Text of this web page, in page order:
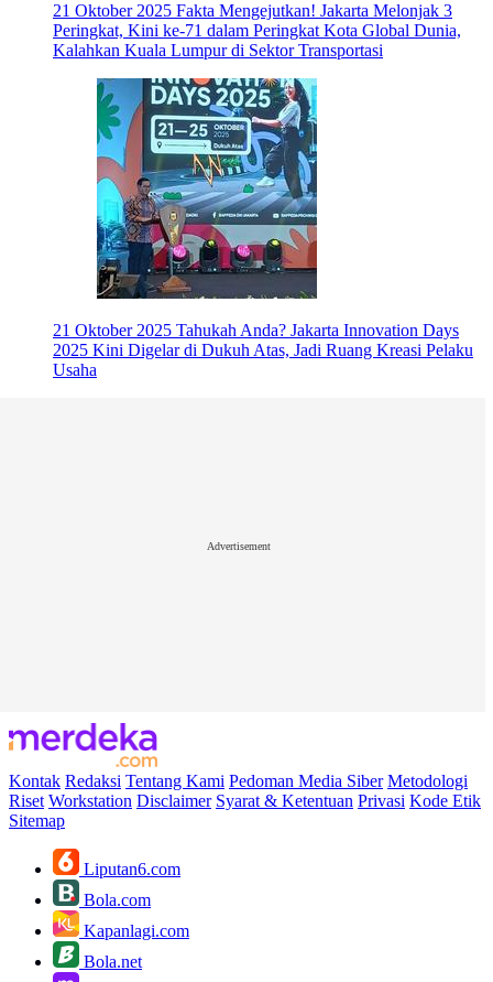
21 Oktober 2025 Fakta Mengejutkan! Jakarta Melonjak 3
Peringkat, Kini ke-71 dalam Peringkat Kota Global Dunia,
Kalahkan Kuala Lumpur di Sektor Transportasi
21 Oktober 2025 Tahukah Anda? Jakarta Innovation Days
2025 Kini Digelar di Dukuh Atas, Jadi Ruang Kreasi Pelaku
Usaha
Advertisement
Kontak Redaksi Tentang Kami Pedoman Media Siber Metodologi
Riset Workstation Disclaimer Syarat & Ketentuan Privasi Kode Etik
Sitemap
Liputan6.com
Bola.com
Kapanlagi.com
Bola.net